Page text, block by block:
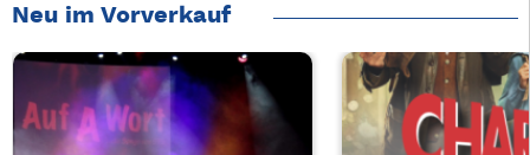
Neu im Vorverkauf